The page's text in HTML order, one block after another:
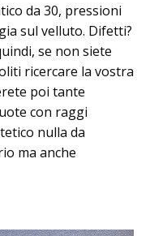
da 30, pressioni
sul velluto. Difetti?
se non siete
ricercare la vostra
poi tante
con raggi
nulla da
ma anche